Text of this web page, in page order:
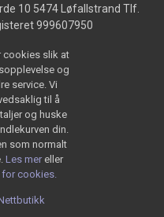
10 5474 Løfallstrand Tlf.
999607950
cookies slik at
og
service. Vi
til å
og huske
din.
som normalt
Les mer eller
for cookies.